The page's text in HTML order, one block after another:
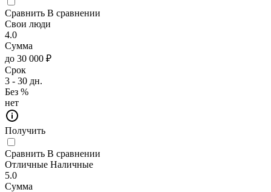
Сравнить В сравнении
Свои люди
4.0
Сумма
до 30 000 ₽
Срок
3 - 30 дн.
Без %
нет
Получить
Сравнить В сравнении
Отличные Наличные
5.0
Сумма